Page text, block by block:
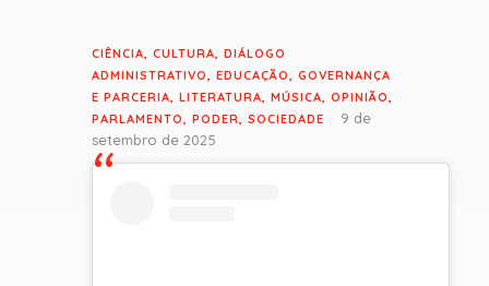
CIÊNCIA, CULTURA, DIÁLOGO
ADMINISTRATIVO, EDUCAÇÃO, GOVERNANÇA
E PARCERIA, LITERATURA, MÚSICA, OPINIÃO,
PARLAMENTO, PODER, SOCIEDADE
9 de
setembro de 2025